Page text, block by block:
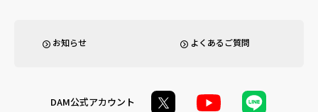
お知らせ よくあるご質問
DAM公式アカウント